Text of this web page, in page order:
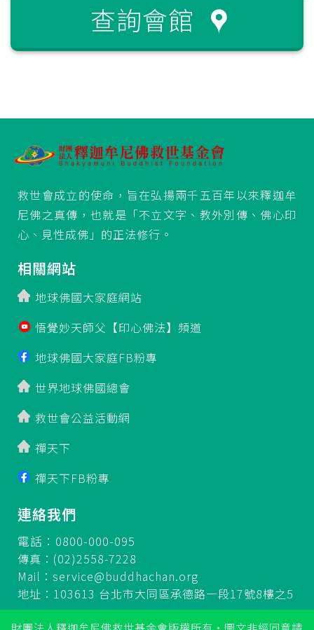
查詢會館
救世會成立的使命，旨在弘揚兩千五百年以來釋迦牟
尼佛之真傳，也就是「不立文字、教外別傳、佛心印
心、見性成佛」的正法修行。
相關網站
地球佛國大家庭網站
悟覺妙天師父【印心佛法】頻道
地球佛國大家庭FB粉專
世界地球佛國總會
救世會公益活動網
禪天下
禪天下FB粉專
連絡我們
電話：0800-000-095
傳真：(02)2558-7228
Mail： service@buddhachan.org
地址：103613 台北市大同區承德路一段17號8樓之5
財團法人釋迦牟尼佛救世基金會版權所有‧圖文非經同意請